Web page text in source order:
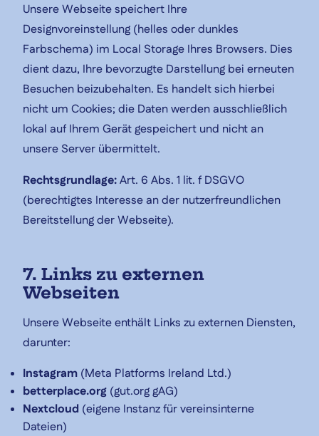
Unsere Webseite speichert Ihre
Designvoreinstellung (helles oder dunkles
Farbschema) im Local Storage Ihres Browsers. Dies
dient dazu, Ihre bevorzugte Darstellung bei erneuten
Besuchen beizubehalten. Es handelt sich hierbei
nicht um Cookies; die Daten werden ausschließlich
lokal auf Ihrem Gerät gespeichert und nicht an
unsere Server übermittelt.
Rechtsgrundlage:Art. 6 Abs. 1 lit. f DSGVO
(berechtigtes Interesse an der nutzerfreundlichen
Bereitstellung der Webseite).
7. Links zu externen
Webseiten
Unsere Webseite enthält Links zu externen Diensten,
darunter:
Instagram (Meta Platforms Ireland Ltd.)
betterplace.org (gut.org gAG)
Nextcloud (eigene Instanz für vereinsinterne
Dateien)